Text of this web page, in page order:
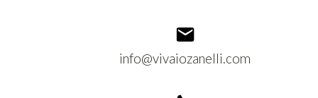
info@vivaiozanelli.com